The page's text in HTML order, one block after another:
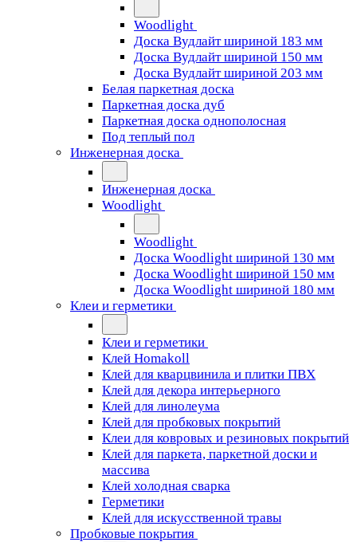
Woodlight
Доска Вудлайт шириной 183 мм
Доска Вудлайт шириной 150 мм
Доска Вудлайт шириной 203 мм
Белая паркетная доска
Паркетная доска дуб
Паркетная доска однополосная
Под теплый пол
Инженерная доска
Инженерная доска
Woodlight
Woodlight
Доска Woodlight шириной 130 мм
Доска Woodlight шириной 150 мм
Доска Woodlight шириной 180 мм
Клеи и герметики
Клеи и герметики
Клей Homakoll
Клей для кварцвинила и плитки ПВХ
Клей для декора интерьерного
Клей для линолеума
Клей для пробковых покрытий
Клеи для ковровых и резиновых покрытий
Клей для паркета, паркетной доски и
массива
Клей холодная сварка
Герметики
Клей для искусственной травы
Пробковые покрытия